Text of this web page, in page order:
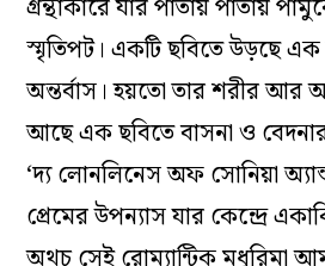
গ্রন্থাকারে যার পাতায় পাতায়
স্মৃতিপট। একটি ছবিতে উড়ছে এক
অন্তর্বাস। হয়তো তার শরীর আর
আছে এক ছবিতে বাসনা ও
‘দ্য লোনলিনেস অফ সোনিয়া
প্রেমের উপন্যাস যার কেন্দ্রে
অথচ সেই রোম্যান্টিক মধুরিমা